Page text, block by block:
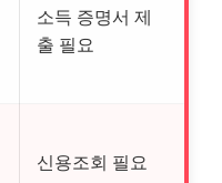
소득 증명서 제
출 필요
신용조회 필요